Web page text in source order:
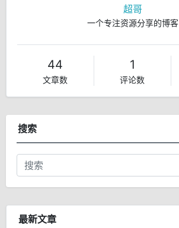
超哥
一个专注资源分享的博客
44
文章数
1
评论数
搜索
最新文章